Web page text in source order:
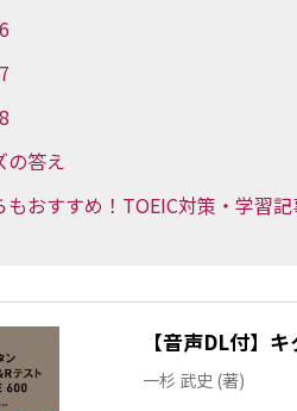
の答え
もおすすめ！TOEIC対策・学習
【音声DL付】
一杉 武史 (著)